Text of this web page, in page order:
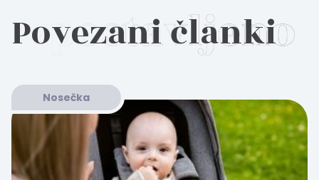
Povezani članki
Nosečka